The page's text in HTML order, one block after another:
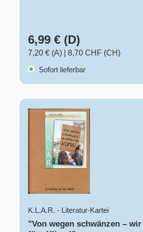
6,99 € (D)
7,20 € (A)
8,70 CHF (CH)
Sofort lieferbar
"Von wegen schwänzen – wir
K.L.A.R. - Literatur-Kartei
"Von wegen schwänzen –